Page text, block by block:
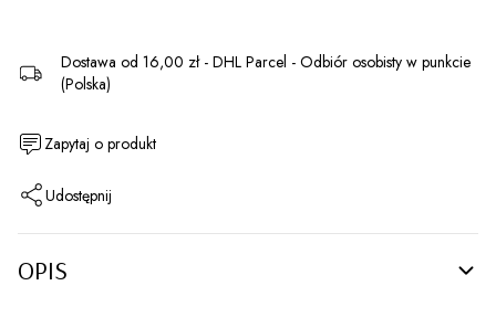
Dostawa od 16,00 zł - DHL Parcel - Odbiór osobisty w punkcie
(Polska)
Zapytaj o produkt
Udostępnij
OPIS